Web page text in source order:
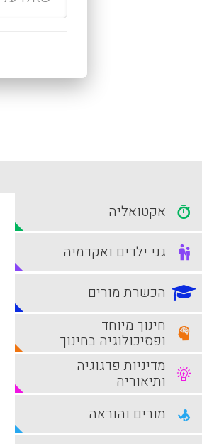
אקטואליה
גני ילדים ואקדמיה
הכשרת מורים
חינוך מיוחד
ופסיכולוגיה בחינוך
מדיניות פדגוגיה
ותיאוריה
מורים והוראה